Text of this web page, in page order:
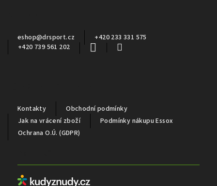
eshop@drsport.cz
+420 233 331 575
+420 739 561 202
Kontakty
Obchodní podmínky
Jak na vrácení zboží
Podmínky nákupu Essox
Ochrana O.Ú. (GDPR)